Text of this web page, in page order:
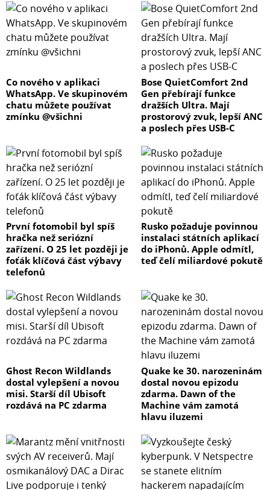
Co nového v aplikaci
WhatsApp. Ve skupinovém
chatu můžete používat
zmínku @všichni
Bose QuietComfort 2nd
Gen přebírají funkce
dražších Ultra. Mají
prostorový zvuk, lepší ANC
a poslech přes USB-C
První fotomobil byl spíš
hračka než seriózní
zařízení. O 25 let později je
foťák klíčová část výbavy
telefonů
Rusko požaduje povinnou
instalaci státních aplikací
do iPhonů. Apple odmítl,
teď čelí miliardové pokutě
Ghost Recon Wildlands
dostal vylepšení a novou
misi. Starší díl Ubisoft
rozdává na PC zdarma
Quake ke 30. narozeninám
dostal novou epizodu
zdarma. Dawn of the
Machine vám zamotá
hlavu iluzemi